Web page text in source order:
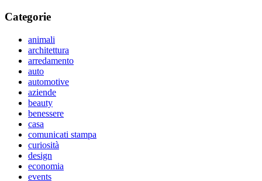
Categorie
animali
architettura
arredamento
auto
automotive
aziende
beauty
benessere
casa
comunicati stampa
curiosità
design
economia
events